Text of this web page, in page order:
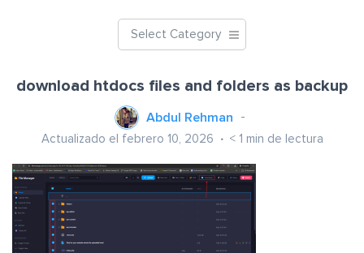
Select Category
download htdocs files and folders as backup
Abdul Rehman
Actualizado el febrero 10, 2026 < 1 min de lectura